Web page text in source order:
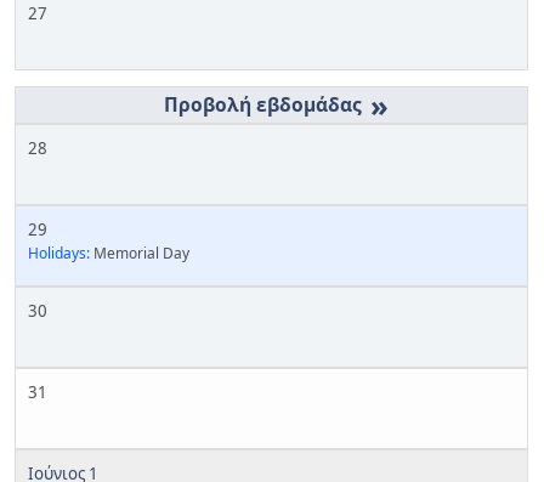
27
»
28
29
Holidays: Memorial Day
30
31
Ιούνιος 1